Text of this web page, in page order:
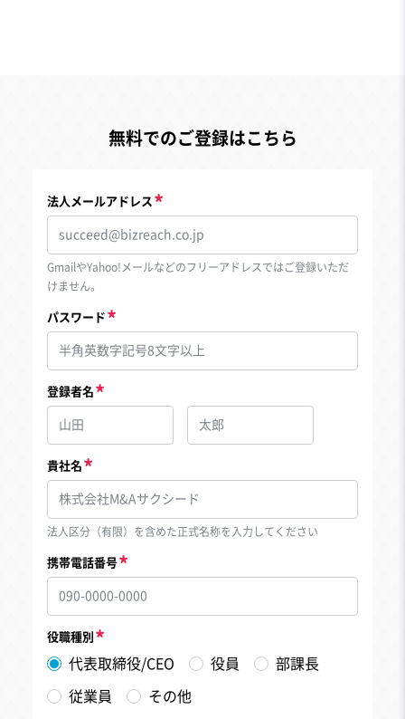
無料でのご登録はこちら
法人メールアドレス
GmailやYahoo!メールなどのフリーアドレスではご登録いただ
けません。
パスワード
登録者名
貴社名
法人区分（有限）を含めた正式名称を入力してください
携帯電話番号
役職種別
代表取締役/CEO 役員 部課長
従業員 その他